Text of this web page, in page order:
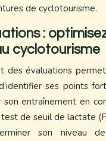
de cyclotourisme.
:
cyclotourisme
des évaluations
ses points
son entraînement en
de seuil de lactate
son niveau